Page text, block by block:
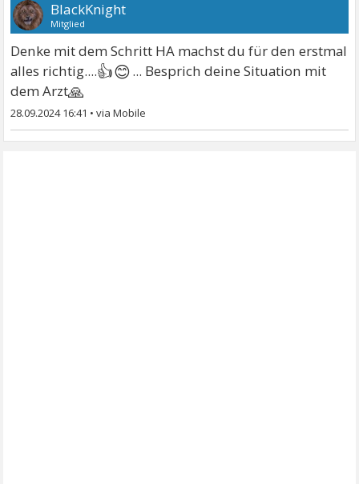
BlackKnight
Mitglied
Denke mit dem Schritt HA machst du für den erstmal
alles richtig....👍😊... Besprich deine Situation mit
dem Arzt🙏
28.09.2024 16:41 •